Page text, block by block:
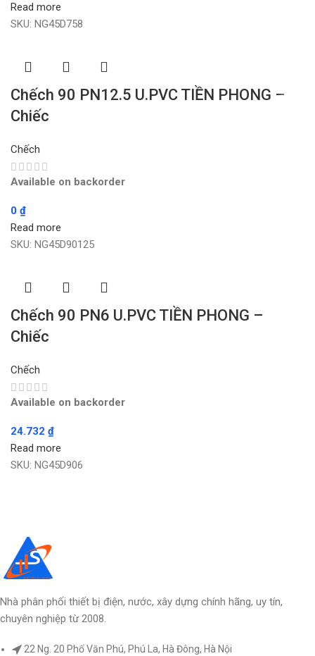
Read more
SKU: NG45D758
Chếch 90 PN12.5 U.PVC TIỀN PHONG –
Chiếc
Chếch
Available on backorder
0 ₫
Read more
SKU: NG45D90125
Chếch 90 PN6 U.PVC TIỀN PHONG –
Chiếc
Chếch
Available on backorder
24.732 ₫
Read more
SKU: NG45D906
Nhà phân phối thiết bị điện, nước, xây dựng chính hãng, uy tín,
chuyên nghiệp từ 2008.
22 Ng. 20 Phố Văn Phú, Phú La, Hà Đông, Hà Nội